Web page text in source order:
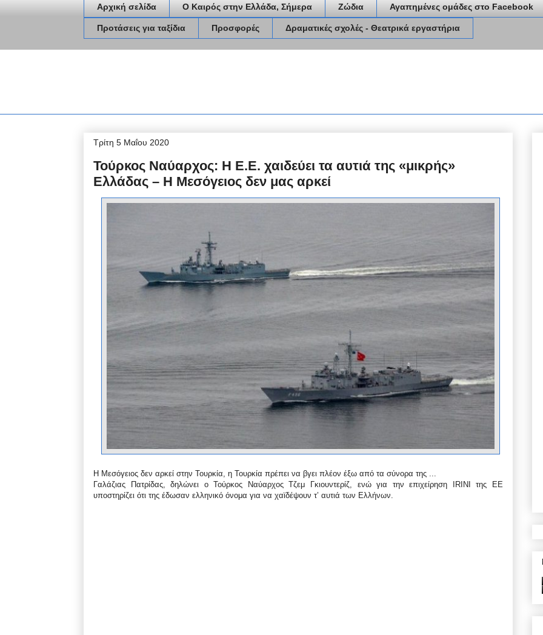
Αρχική σελίδα Ο Καιρός στην Ελλάδα, Σήμερα Ζώδια Αγαπημένες ομάδες στο Facebook
Προτάσεις για ταξίδια Προσφορές Δραματικές σχολές - Θεατρικά εργαστήρια
Τρίτη 5 Μαΐου 2020
Τούρκος Ναύαρχος: Η Ε.Ε. χαιδεύει τα αυτιά της «μικρής»
Ελλάδας – Η Μεσόγειος δεν μας αρκεί
Η Μεσόγειος δεν αρκεί στην Τουρκία, η Τουρκία πρέπει να βγει πλέον έξω από τα σύνορα της ...
Γαλάζιας Πατρίδας, δηλώνει ο Τούρκος Ναύαρχος Τζεμ Γκιουντερίζ, ενώ για την επιχείρηση IRINI της ΕΕ
υποστηρίζει ότι της έδωσαν ελληνικό όνομα για να χαϊδέψουν τ’ αυτιά των Ελλήνων.